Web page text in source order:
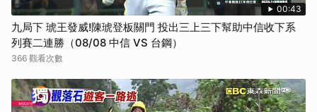
00:43
九局下 琥王發威!陳琥登板關門 投出三上三下幫助中信收下系
列賽二連勝（08/08 中信 VS 台鋼）
366 觀看次數